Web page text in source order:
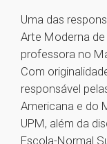
Uma das
Arte Moderna
professora no
Com
responsável
Americana e do
UPM, além da
Escola-Normal